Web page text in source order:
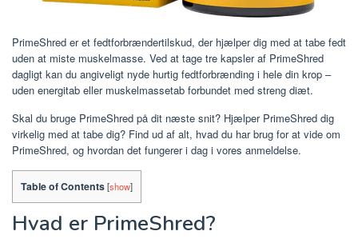
PrimeShred er et fedtforbrændertilskud, der hjælper dig med at tabe fedt
uden at miste muskelmasse. Ved at tage tre kapsler af PrimeShred
dagligt kan du angiveligt nyde hurtig fedtforbrænding i hele din krop –
uden energitab eller muskelmassetab forbundet med streng diæt.
Skal du bruge PrimeShred på dit næste snit? Hjælper PrimeShred dig
virkelig med at tabe dig? Find ud af alt, hvad du har brug for at vide om
PrimeShred, og hvordan det fungerer i dag i vores anmeldelse.
Table of Contents[show]
Hvad er PrimeShred?